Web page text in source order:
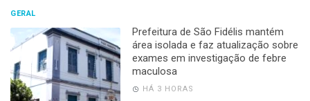
GERAL
Prefeitura de São Fidélis mantém
área isolada e faz atualização sobre
exames em investigação de febre
maculosa
HÁ 3 HORAS